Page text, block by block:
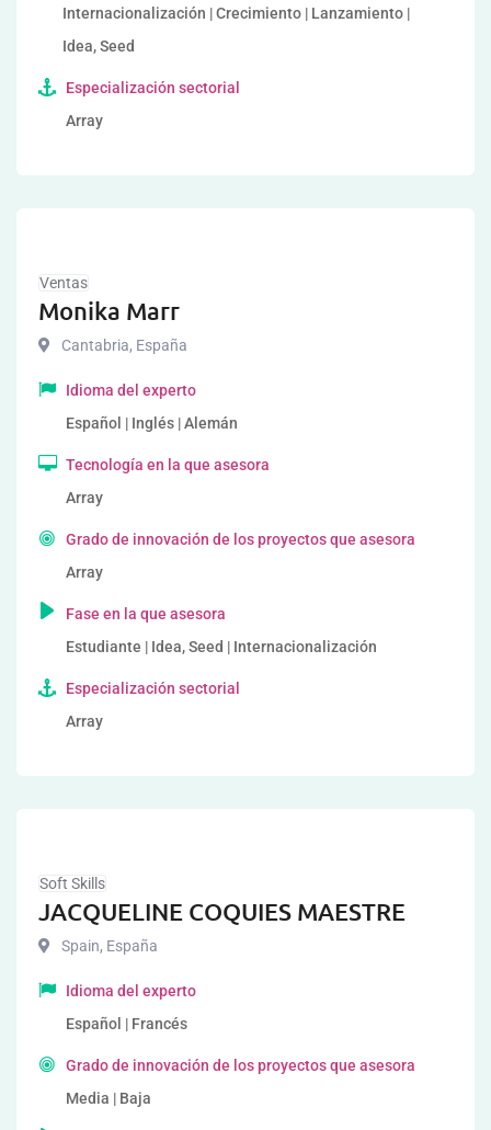
Internacionalización | Crecimiento | Lanzamiento |
Idea, Seed
Especialización sectorial
Array
Ventas
Monika Marr
Cantabria, España
Idioma del experto
Español | Inglés | Alemán
Tecnología en la que asesora
Array
Grado de innovación de los proyectos que asesora
Array
Fase en la que asesora
Estudiante | Idea, Seed | Internacionalización
Especialización sectorial
Array
Soft Skills
JACQUELINE COQUIES MAESTRE
Spain, España
Idioma del experto
Español | Francés
Grado de innovación de los proyectos que asesora
Media | Baja